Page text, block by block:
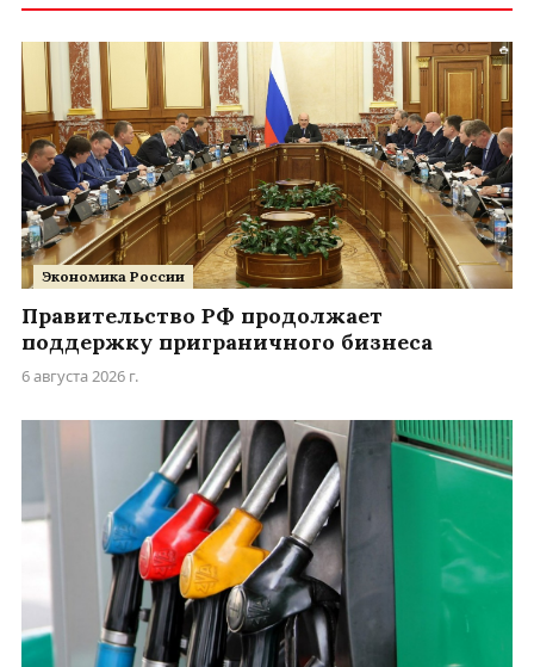
Экономика России
Правительство РФ продолжает
поддержку приграничного бизнеса
6 августа 2026 г.